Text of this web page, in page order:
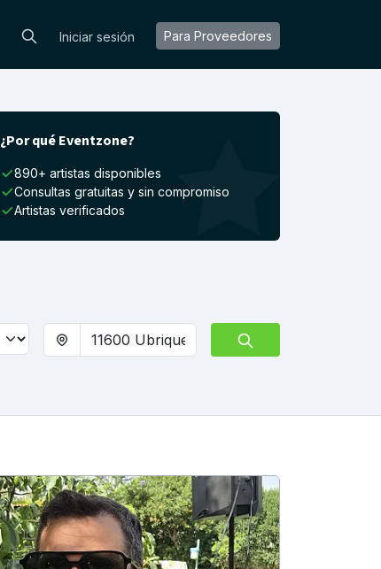
Iniciar sesión Para Proveedores
¿Por qué Eventzone?
890+ artistas disponibles
Consultas gratuitas y sin compromiso
Artistas verificados